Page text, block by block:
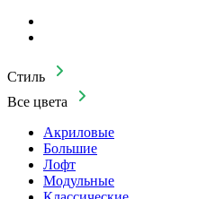
Стиль
Все цвета
Акриловые
Большие
Лофт
Модульные